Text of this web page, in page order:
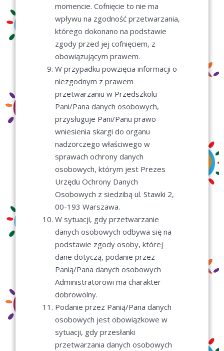
momencie. Cofnięcie to nie ma
wpływu na zgodność przetwarzania,
którego dokonano na podstawie
zgody przed jej cofnięciem, z
obowiązującym prawem.
W przypadku powzięcia informacji o
niezgodnym z prawem
przetwarzaniu w Przedszkolu
Pani/Pana danych osobowych,
przysługuje Pani/Panu prawo
wniesienia skargi do organu
nadzorczego właściwego w
sprawach ochrony danych
osobowych, którym jest Prezes
Urzędu Ochrony Danych
Osobowych z siedzibą ul. Stawki 2,
00-193 Warszawa.
W sytuacji, gdy przetwarzanie
danych osobowych odbywa się na
podstawie zgody osoby, której
dane dotyczą, podanie przez
Panią/Pana danych osobowych
Administratorowi ma charakter
dobrowolny.
Podanie przez Panią/Pana danych
osobowych jest obowiązkowe w
sytuacji, gdy przesłanki
przetwarzania danych osobowych